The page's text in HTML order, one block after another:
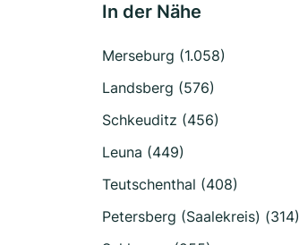
In der Nähe
Merseburg (1.058)
Landsberg (576)
Schkeuditz (456)
Leuna (449)
Teutschenthal (408)
Petersberg (Saalekreis) (314)